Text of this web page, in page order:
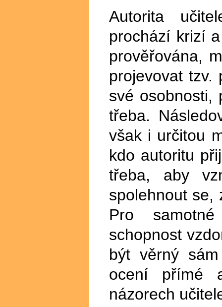
Autorita
prochází krizí
prověřována,
projevovat tzv.
své osobnosti,
třeba.
však i určitou
kdo autoritu
třeba, aby
spolehnout se,
Pro
schopnost
být věrný
ocení přímé
názorech